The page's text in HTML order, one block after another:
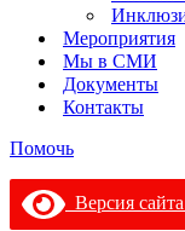
Мероприятия
Мы в СМИ
Документы
Контакты
Помочь
Версия